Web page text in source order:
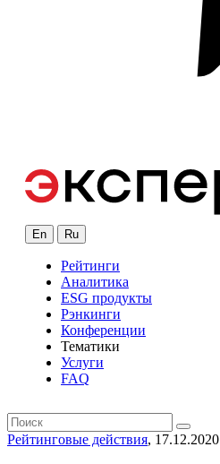
En Ru
Рейтинги
Аналитика
ESG продукты
Рэнкинги
Конференции
Тематики
Услуги
FAQ
Рейтинговые действия, 17.12.2020